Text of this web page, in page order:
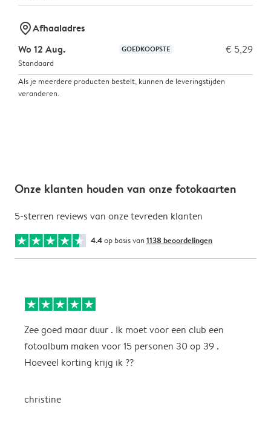
marker-pinAfhaaladres
Wo 12 Aug.
GOEDKOOPSTE € 5,29
Standaard
Als je meerdere producten bestelt, kunnen de leveringstijden
veranderen.
Onze klanten houden van onze fotokaarten
5-sterren reviews van onze tevreden klanten
4.4op basis van 1138 beoordelingen
Zee goed maar duur . Ik moet voor een club een
fotoalbum maken voor 15 personen 30 op 39 .
Hoeveel korting krijg ik ??
christine